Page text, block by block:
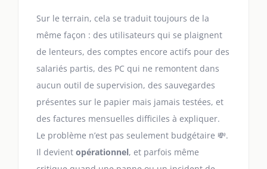
Sur le terrain, cela se traduit toujours de la
même façon : des utilisateurs qui se plaignent
de lenteurs, des comptes encore actifs pour des
salariés partis, des PC qui ne remontent dans
aucun outil de supervision, des sauvegardes
présentes sur le papier mais jamais testées, et
des factures mensuelles difficiles à expliquer.
Le problème n’est pas seulement budgétaire 💸.
Il devient opérationnel, et parfois même